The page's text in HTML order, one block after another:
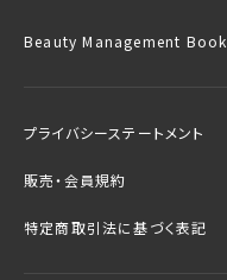
Beauty Management Book
プライバシーステートメント
販売・会員規約
特定商取引法に基づく表記